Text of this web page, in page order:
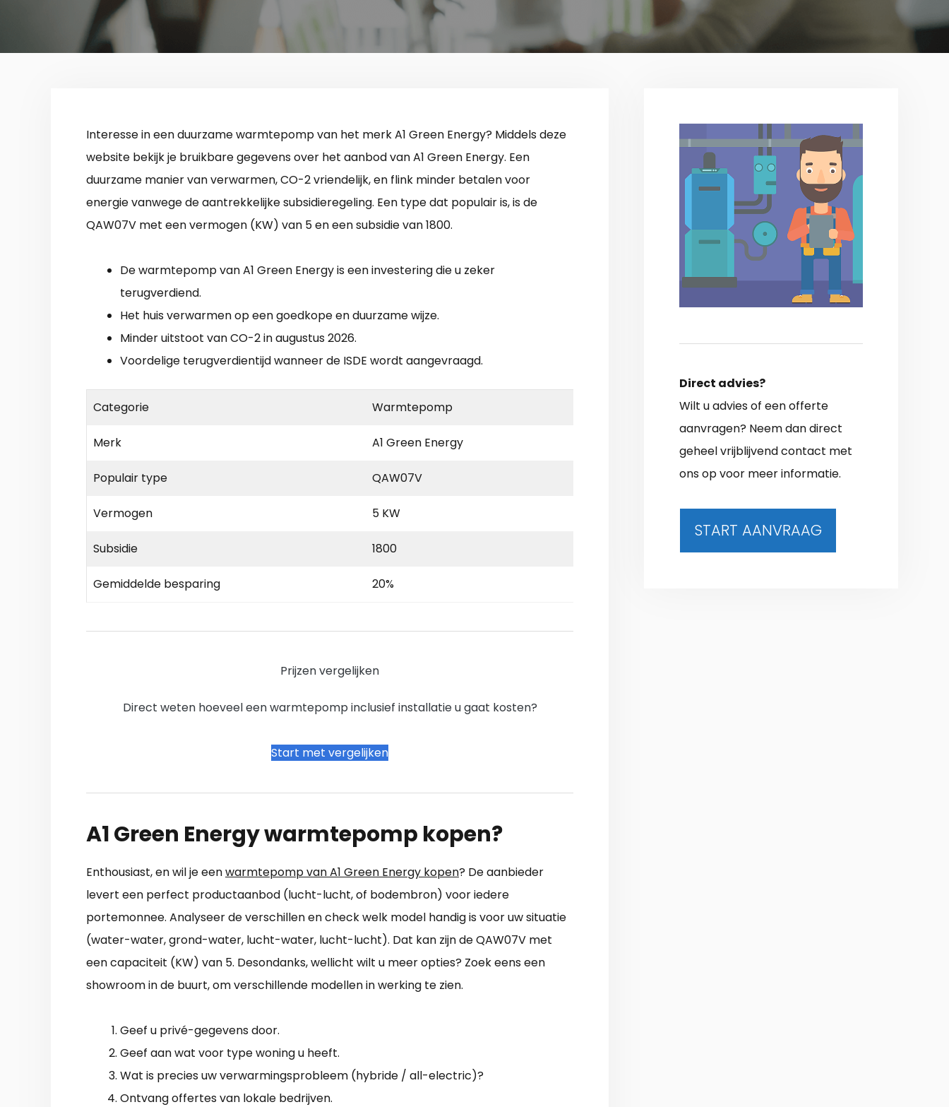
Interesse in een duurzame warmtepomp van het merk A1 Green Energy? Middels deze
website bekijk je bruikbare gegevens over het aanbod van A1 Green Energy. Een
duurzame manier van verwarmen, CO-2 vriendelijk, en flink minder betalen voor
energie vanwege de aantrekkelijke subsidieregeling. Een type dat populair is, is de
QAW07V met een vermogen (KW) van 5 en een subsidie van 1800.
De warmtepomp van A1 Green Energy is een investering die u zeker
terugverdiend.
Het huis verwarmen op een goedkope en duurzame wijze.
Minder uitstoot van CO-2 in augustus 2026.
Voordelige terugverdientijd wanneer de ISDE wordt aangevraagd.
Categorie Warmtepomp
Merk A1 Green Energy
Populair type QAW07V
Vermogen 5 KW
Subsidie 1800
Gemiddelde besparing 20%
Prijzen vergelijken
Direct weten hoeveel een warmtepomp inclusief installatie u gaat kosten?
Start met vergelijken
A1 Green Energy warmtepomp kopen?
Enthousiast, en wil je eenwarmtepomp van A1 Green Energy kopen? De aanbieder
levert een perfect productaanbod (lucht-lucht, of bodembron) voor iedere
portemonnee. Analyseer de verschillen en check welk model handig is voor uw situatie
(water-water, grond-water, lucht-water, lucht-lucht). Dat kan zijn de QAW07V met
een capaciteit (KW) van 5. Desondanks, wellicht wilt u meer opties? Zoek eens een
showroom in de buurt, om verschillende modellen in werking te zien.
Geef u privé-gegevens door.
Geef aan wat voor type woning u heeft.
Wat is precies uw verwarmingsprobleem (hybride / all-electric)?
Ontvang offertes van lokale bedrijven.
Direct advies?
Wilt u advies of een offerte
aanvragen? Neem dan direct
geheel vrijblijvend contact met
ons op voor meer informatie.
START AANVRAAG